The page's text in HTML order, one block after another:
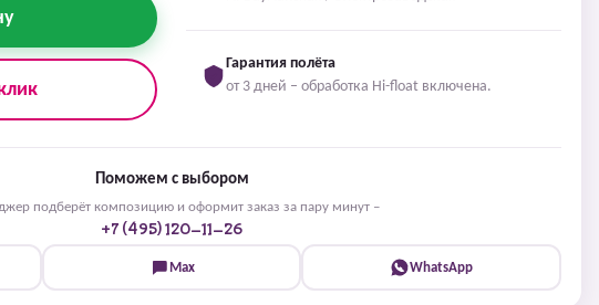
Гарантия полёта
от 3 дней – обработка Hi-float включена.
Поможем с выбором
подберёт композицию и оформит заказ за пару минут –
+7 (495) 120-11-26
Max WhatsApp